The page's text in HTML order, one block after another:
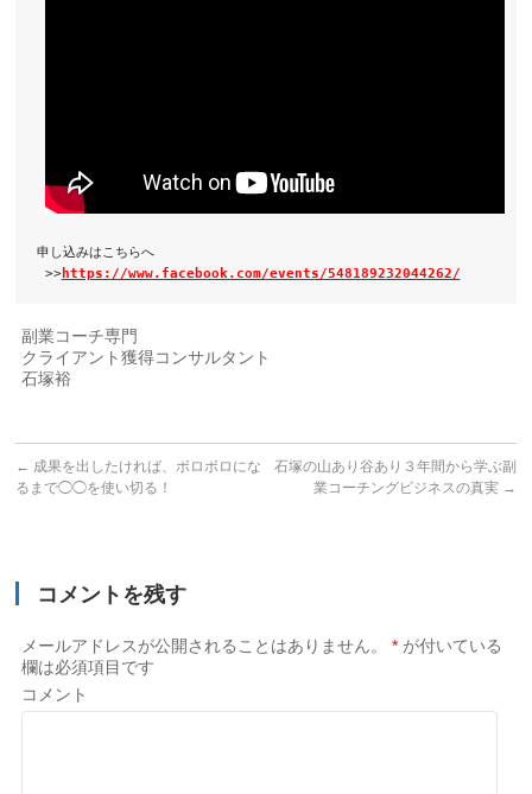
申し込みはこちらへ
>>https://www.facebook.com/events/548189232044262/
副業コーチ専門
クライアント獲得コンサルタント
石塚裕
← 成果を出したければ、ボロボロにな
るまで◯◯を使い切る！
石塚の山あり谷あり３年間から学ぶ副
業コーチングビジネスの真実 →
コメントを残す
メールアドレスが公開されることはありません。 * が付いている
欄は必須項目です
コメント